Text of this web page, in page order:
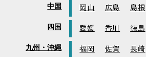
中国 岡山 広島 島根
四国 愛媛 香川 徳島
九州・沖縄 福岡 佐賀 長崎